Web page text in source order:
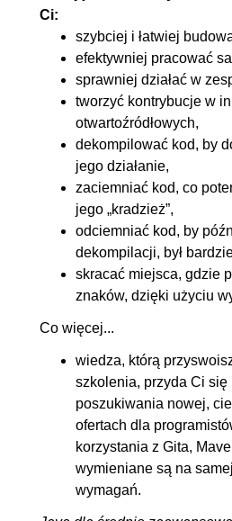
regularnych
4.2. Tworzenie wzorów i
sprawdzanie, czy wzór
pasuje do tekstu
4.3. Wzbogacanie wzorów o
metaznaki
4.4. Używanie wyrażeń
regularnych do modyfikowania
5. Dekompilowanie,
oraz odciemnianie kodu
dekompilatorów w jednym
programie
5.3. Po co się zaciemnia i
odciemnia kod
5.4. ProGuard - program do
Ci:
szybciej i łatwiej
efektywniej pracować
sprawniej działać w
tworzyć kontrybucje w
otwartoźródłowych,
dekompilować kod, by
jego działanie,
zaciemniać kod, co
jego „kradzież”,
odciemniać kod, by
dekompilacji, był
skracać miejsca, gdzie
znaków, dzięki użyciu
Co więcej...
wiedza, którą
szkolenia, przyda Ci się
poszukiwania nowej,
ofertach dla
korzystania z Gita,
wymieniane są na
wymagań.